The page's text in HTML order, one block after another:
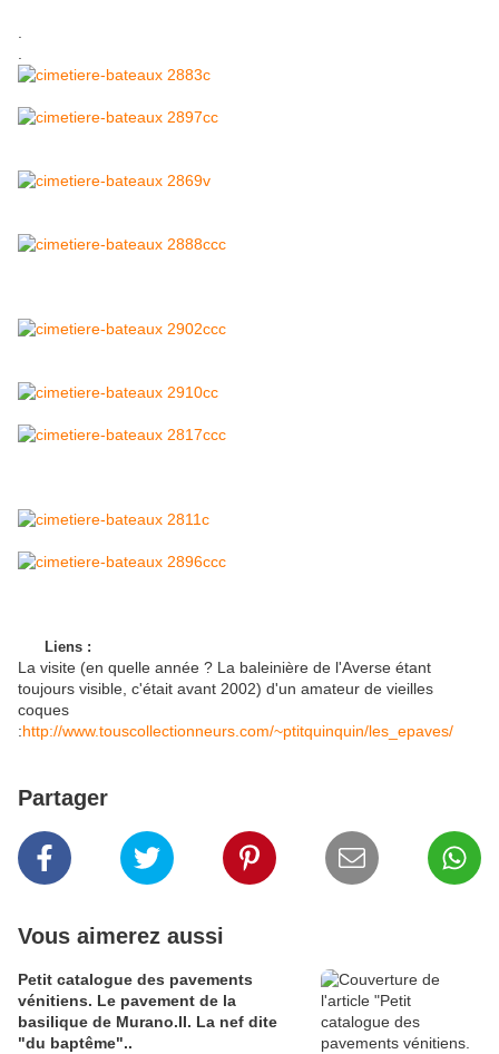
Liens :
La visite (en quelle année ? La baleinière de l'Averse étant
toujours visible, c'était avant 2002) d'un amateur de vieilles
coques
:http://www.touscollectionneurs.com/~ptitquinquin/les_epaves/
Partager
Vous aimerez aussi
Petit catalogue des pavements
vénitiens. Le pavement de la
basilique de Murano.II. La nef dite
"du baptême"..